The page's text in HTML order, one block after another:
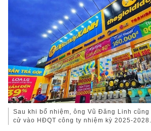
Sau khi bổ nhiệm, ông Vũ Đăng Linh
cử vào HĐQT công ty nhiệm kỳ 2025-